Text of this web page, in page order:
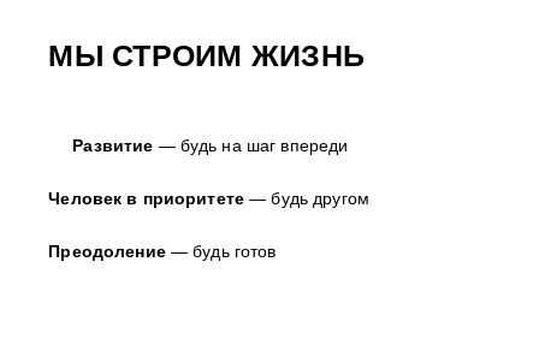
сотрудников прошли
человек получили гранты
на высшее образование
17 723
МЫ СТРОИМ ЖИЗНЬ
Развитие — будь на шаг впереди
Человек в приоритете — будь другом
Преодоление— будь готов